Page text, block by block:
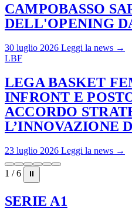
CAMPOBASSO
DELL'OPENING
30 luglio 2026 Leggi la news →
LBF
LEGA BASKET
INFRONT E
ACCORDO
L’INNOVAZIONE
23 luglio 2026 Leggi la news →
1 / 6 ⏸
SERIE A1